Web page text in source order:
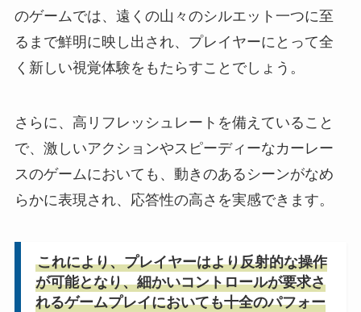
のゲームでは、遠くの山々のシルエット一つに至
るまで鮮明に映し出され、プレイヤーにとって全
く新しい視覚体験をもたらすことでしょう。
さらに、高リフレッシュレートを備えていること
で、激しいアクションやスピーディーなカーレー
スのゲームにおいても、動きのあるシーンがなめ
らかに表現され、応答性の高さを実感できます。
これにより、プレイヤーはより反射的な操作
が可能となり、細かいコントロールが要求さ
れるゲームプレイにおいても十全のパフォー